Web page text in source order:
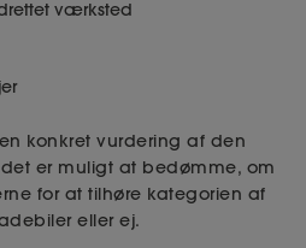
værksted
konkret vurdering af den
er muligt at bedømme, om
for at tilhøre kategorien af
eller ej.